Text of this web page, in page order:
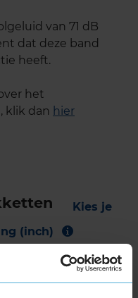
van 71 dB
dat deze band
heeft.
het
klik dan hier
Kies je
(inch)